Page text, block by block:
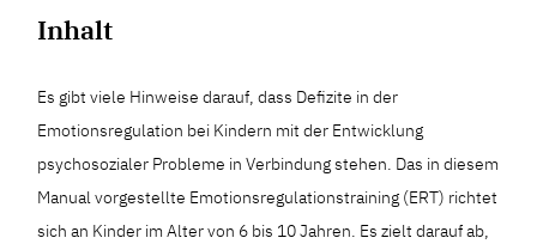
Inhalt
Es gibt viele Hinweise darauf, dass Defizite in der
Emotionsregulation bei Kindern mit der Entwicklung
psychosozialer Probleme in Verbindung stehen. Das in diesem
Manual vorgestellte Emotionsregulationstraining (ERT) richtet
sich an Kinder im Alter von 6 bis 10 Jahren. Es zielt darauf ab,